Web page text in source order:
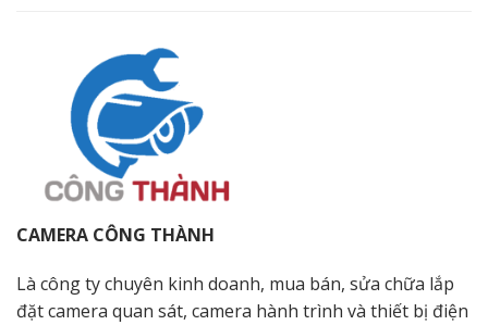
CAMERA CÔNG THÀNH
Là công ty chuyên kinh doanh, mua bán, sửa chữa lắp
đặt camera quan sát, camera hành trình và thiết bị điện